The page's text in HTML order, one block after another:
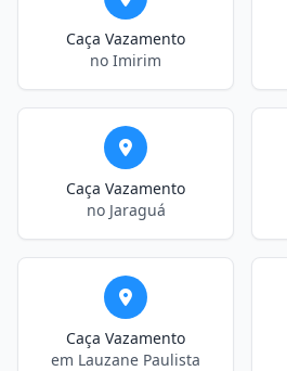
Caça Vazamento
no Imirim
Caça Vazamento
no Jaraguá
Caça Vazamento
em Lauzane Paulista